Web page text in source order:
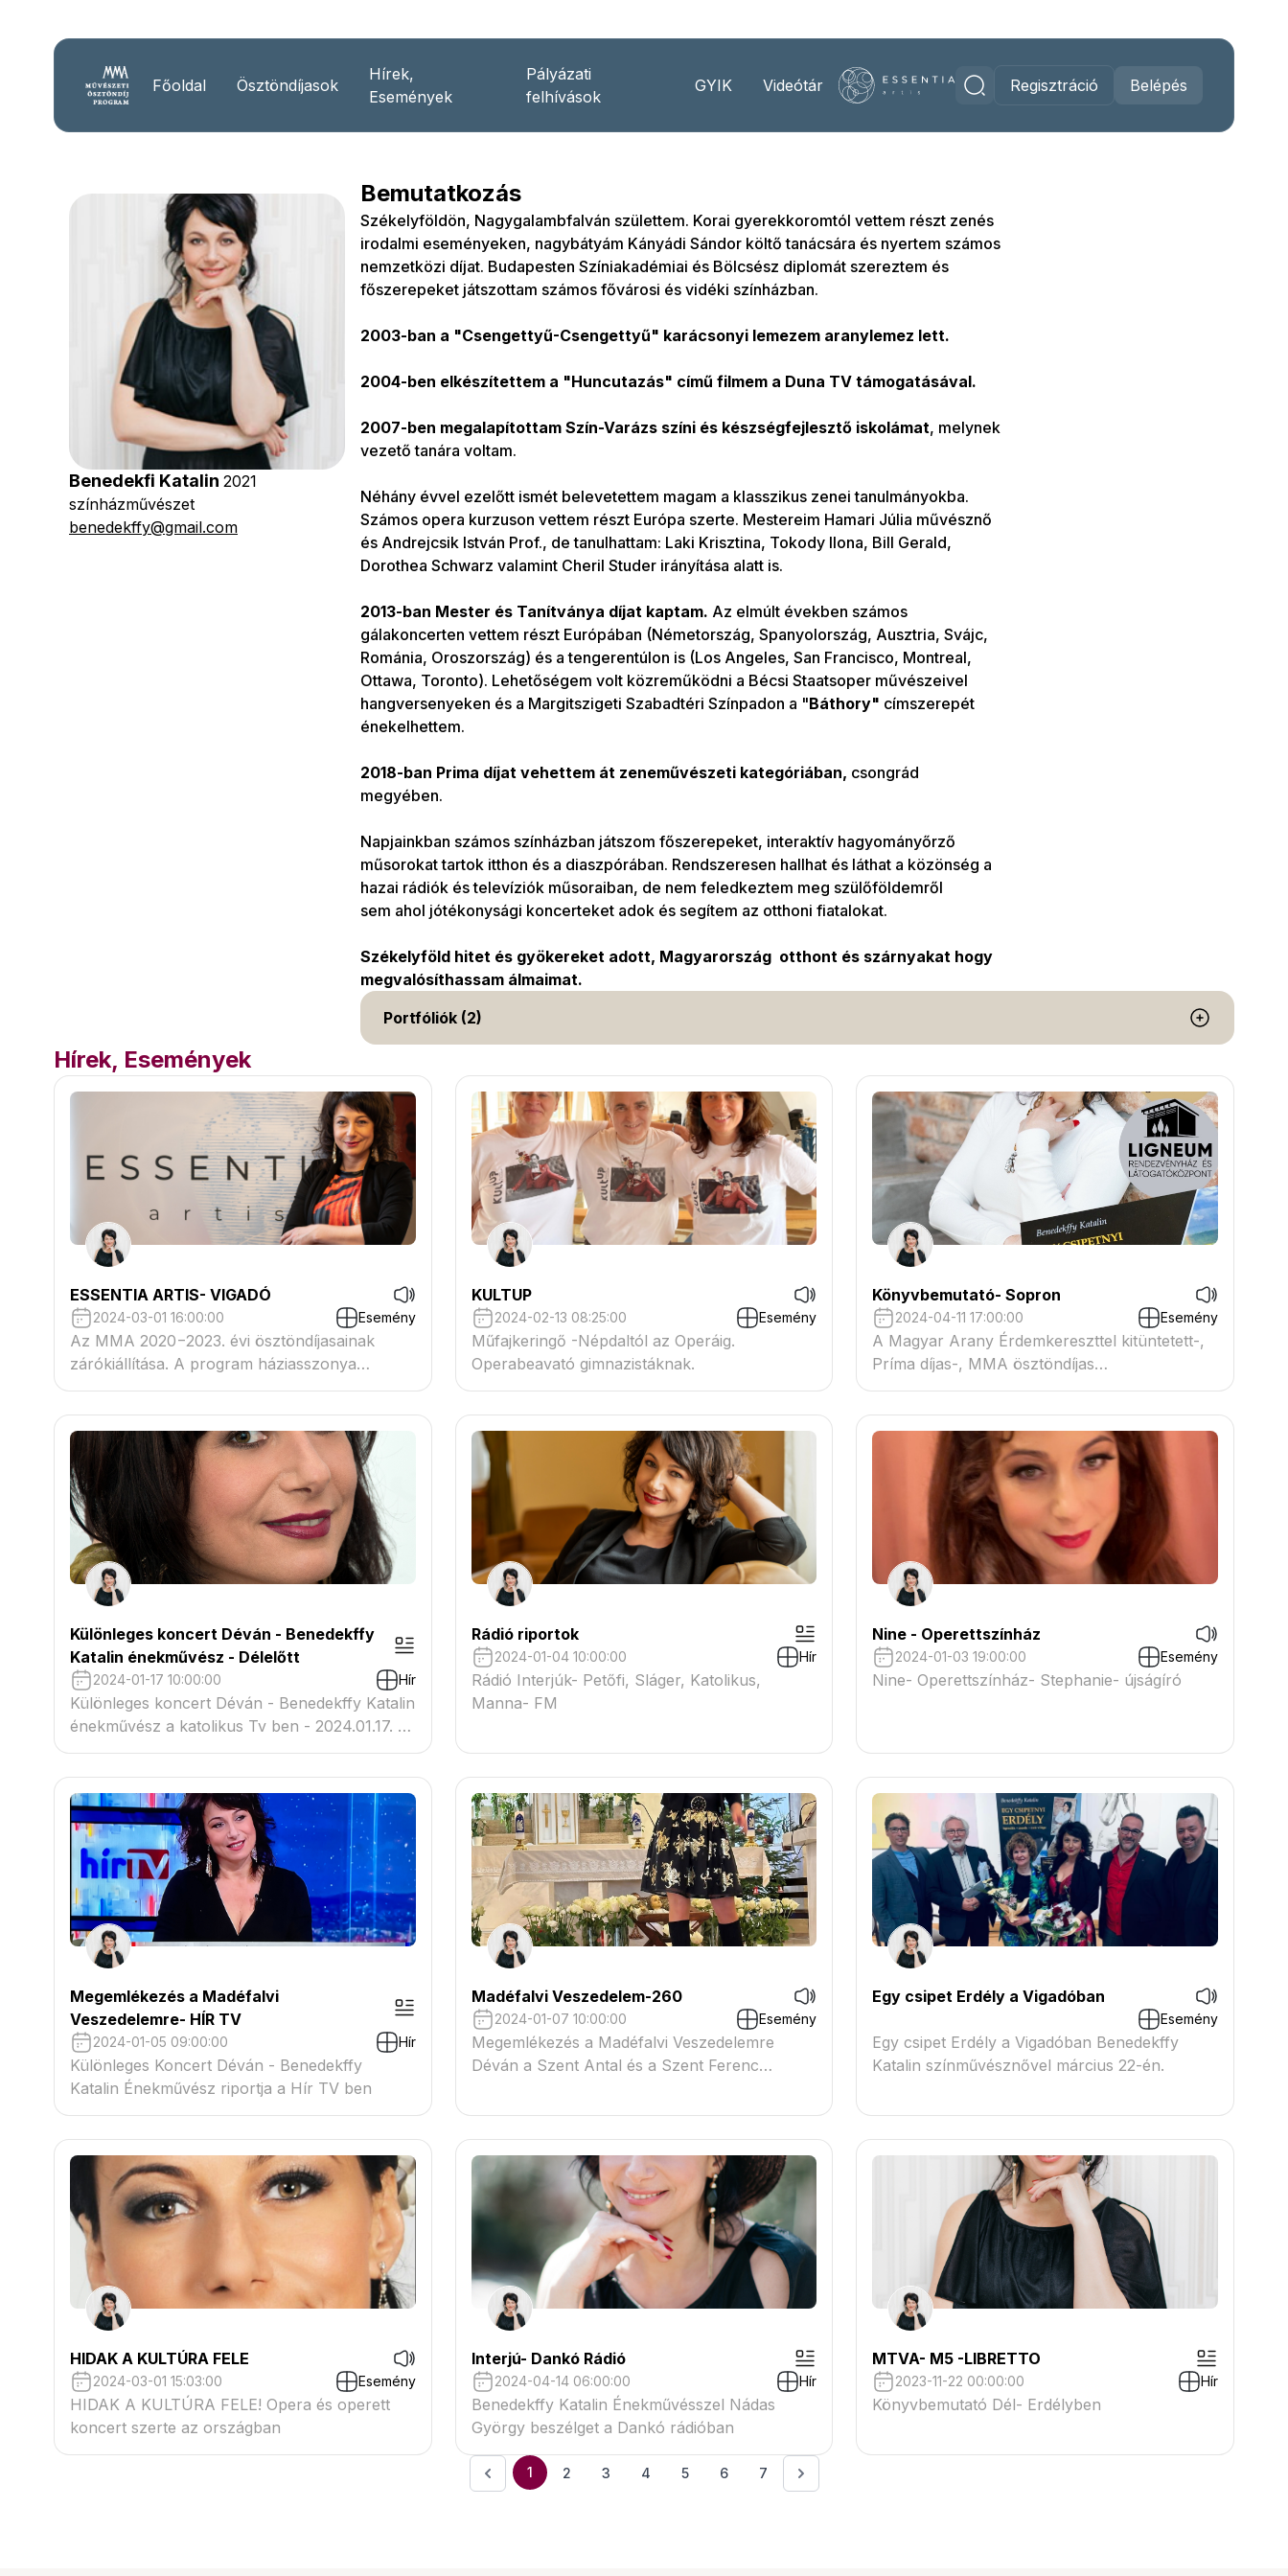
Főoldal Ösztöndíjasok
Hírek,
Események
Pályázati
felhívások
GYIK Videótár Regisztráció Belépés
Benedekfi Katalin 2021
színházművészet
benedekffy@gmail.com
Bemutatkozás
Székelyföldön, Nagygalambfalván születtem. Korai gyerekkoromtól vettem részt zenés
irodalmi eseményeken, nagybátyám Kányádi Sándor költő tanácsára és nyertem számos
nemzetközi díjat. Budapesten Színiakadémiai és Bölcsész diplomát szereztem és
főszerepeket játszottam számos fővárosi és vidéki színházban.
2003-ban a "Csengettyű-Csengettyű" karácsonyi lemezem aranylemez lett.
2004-ben elkészítettem a "Huncutazás" című filmem a Duna TV támogatásával.
2007-ben megalapítottam Szín-Varázs színi és készségfejlesztő iskolámat, melynek
vezető tanára voltam.
Néhány évvel ezelőtt ismét belevetettem magam a klasszikus zenei tanulmányokba.
Számos opera kurzuson vettem részt Európa szerte. Mestereim Hamari Júlia művésznő
és Andrejcsik István Prof., de tanulhattam: Laki Krisztina, Tokody Ilona, Bill Gerald,
Dorothea Schwarz valamint Cheril Studer irányítása alatt is.
2013-ban Mester és Tanítványa díjat kaptam. Az elmúlt években számos
gálakoncerten vettem részt Európában (Németország, Spanyolország, Ausztria, Svájc,
Románia, Oroszország) és a tengerentúlon is (Los Angeles, San Francisco, Montreal,
Ottawa, Toronto). Lehetőségem volt közreműködni a Bécsi Staatsoper művészeivel
hangversenyeken és a Margitszigeti Szabadtéri Színpadon a "Báthory" címszerepét
énekelhettem.
2018-ban Prima díjat vehettem át zeneművészeti kategóriában, csongrád
megyében.
Napjainkban számos színházban játszom főszerepeket, interaktív hagyományőrző
műsorokat tartok itthon és a diaszpórában. Rendszeresen hallhat és láthat a közönség a
hazai rádiók és televíziók műsoraiban, de nem feledkeztem meg szülőföldemről
sem ahol jótékonysági koncerteket adok és segítem az otthoni fiatalokat.
Székelyföld hitet és gyökereket adott, Magyarország otthont és szárnyakat hogy
megvalósíthassam álmaimat.
Portfóliók (2)
Hírek, Események
ESSENTIA ARTIS- VIGADÓ
2024-03-01 16:00:00 Esemény
Az MMA 2020−2023. évi ösztöndíjasainak
zárókiállítása. A program háziasszonya
Benedekffy Katalin.
KULTUP
2024-02-13 08:25:00 Esemény
Műfajkeringő -Népdaltól az Operáig.
Operabeavató gimnazistáknak.
Könyvbemutató- Sopron
2024-04-11 17:00:00 Esemény
A Magyar Arany Érdemkereszttel kitüntetett-,
Príma díjas-, MMA ösztöndíjas
művésznő,könyvbemutatója
Különleges koncert Déván - Benedekffy
Katalin énekművész - Délelőtt
2024-01-17 10:00:00 Hír
Különleges koncert Déván - Benedekffy Katalin
énekművész a katolikus Tv ben - 2024.01.17. -
Délelőtt
Rádió riportok
2024-01-04 10:00:00 Hír
Rádió Interjúk- Petőfi, Sláger, Katolikus,
Manna- FM
Nine - Operettszínház
2024-01-03 19:00:00 Esemény
Nine- Operettszínház- Stephanie- újságíró
Megemlékezés a Madéfalvi
Veszedelemre- HÍR TV
2024-01-05 09:00:00 Hír
Különleges Koncert Déván - Benedekffy
Katalin Énekművész riportja a Hír TV ben
Madéfalvi Veszedelem-260
2024-01-07 10:00:00 Esemény
Megemlékezés a Madéfalvi Veszedelemre
Déván a Szent Antal és a Szent Ferenc
Egy csipet Erdély a Vigadóban
Esemény
Egy csipet Erdély a Vigadóban Benedekffy
Katalin színművésznővel március 22-én.
HIDAK A KULTÚRA FELE
2024-03-01 15:03:00 Esemény
HIDAK A KULTÚRA FELE! Opera és operett
koncert szerte az országban
Interjú- Dankó Rádió
2024-04-14 06:00:00 Hír
Benedekffy Katalin Énekművésszel Nádas
György beszélget a Dankó rádióban
MTVA- M5 -LIBRETTO
2023-11-22 00:00:00 Hír
Könyvbemutató Dél- Erdélyben
1 2 3 4 5 6 7